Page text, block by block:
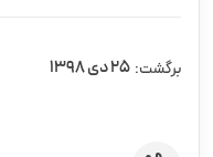
برگشت: 25 دی 1398